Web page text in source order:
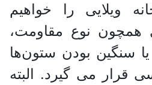
ویلایی را خواهیم
همچون نوع مقاومت،
سنگین بودن ستون‌ها
قرار می گیرد. البته